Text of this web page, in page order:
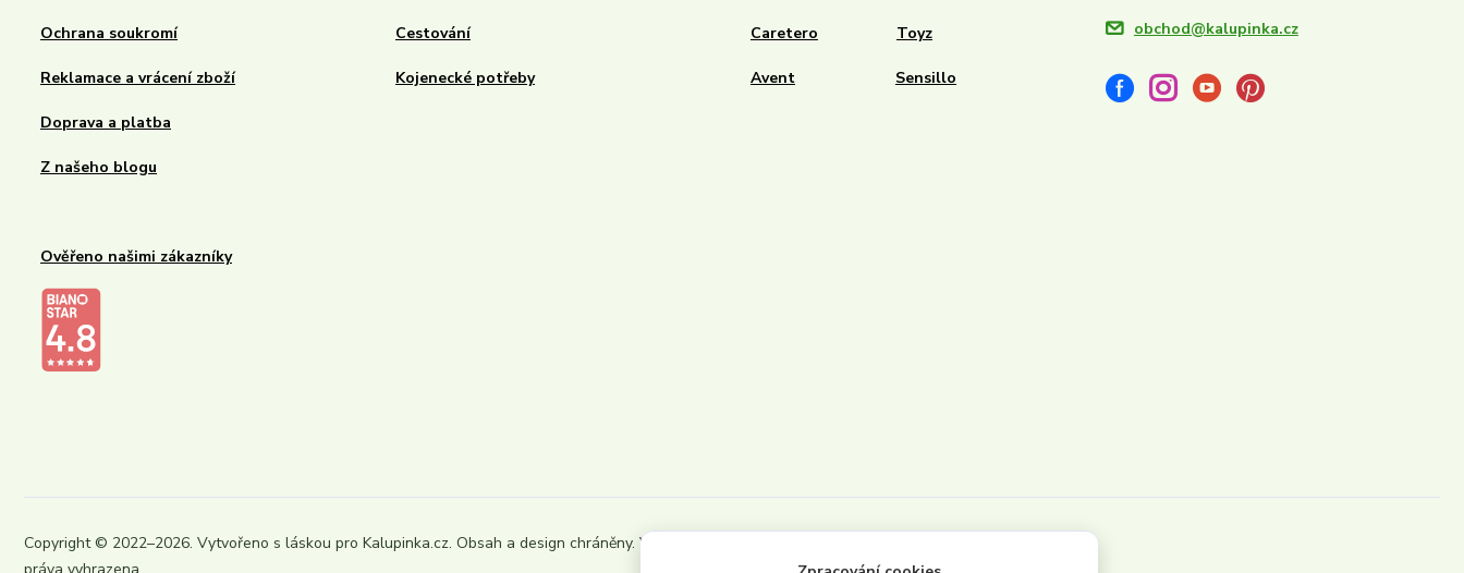
Ochrana soukromí
Reklamace a vrácení zboží
Doprava a platba
Z našeho blogu
Ověřeno našimi zákazníky
Cestování
Kojenecké potřeby
Caretero Toyz
Avent Sensillo
obchod@kalupinka.cz
Copyright © 2022–2026. Vytvořeno s láskou pro Kalupinka.cz. Obsah a design chráněny. Všechna